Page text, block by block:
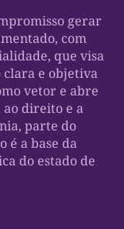
gerar
com
que visa
clara e objetiva
vetor e abre
ao direito e a
parte do
é a base da
do estado de